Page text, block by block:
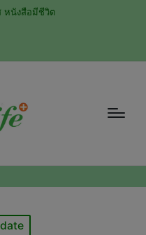
หนังสือมีชีวิต
check